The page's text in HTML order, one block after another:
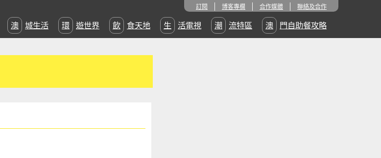
訂閱 博客專欄 合作媒體 聯絡及合作
澳城生活 環遊世界 飲食天地 生活電視 潮流特區 澳門自助餐攻略